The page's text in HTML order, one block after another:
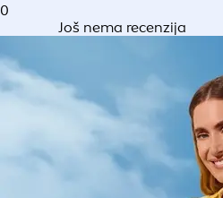
0
Još nema recenzija